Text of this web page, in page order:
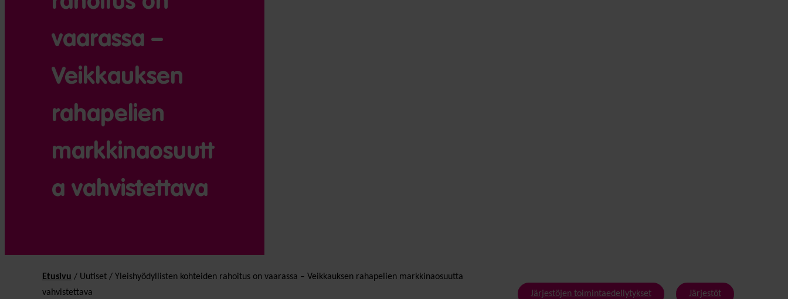
vaarassa –
Veikkauksen
rahapelien
markkinaosuutt
a vahvistettava
Etusivu / Uutiset / Yleishyödyllisten kohteiden rahoitus on vaarassa – Veikkauksen rahapelien markkinaosuutta
vahvistettava
Järjestöjen toimintaedellytykset Järjestöt